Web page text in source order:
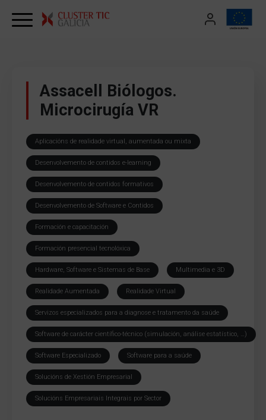
Assacell Biólogos.
Microcirugía VR
Aplicacións de realidade virtual, aumentada ou mixta
Desenvolvemento de contidos e-learning
Desenvolvemento de contidos formativos
Desenvolvemento de Software e Contidos
Formación e capacitación
Formación presencial tecnolóxica
Hardware, Software e Sistemas de Base Multimedia e 3D
Realidade Aumentada Realidade Virtual
Servizos especializados para a diagnose e tratamento da saúde
Software de carácter científico-técnico (simulación, análise estatístico, …)
Software Especializado Software para a saúde
Solucións de Xestión Empresarial
Solucións Empresariais Integrais por Sector